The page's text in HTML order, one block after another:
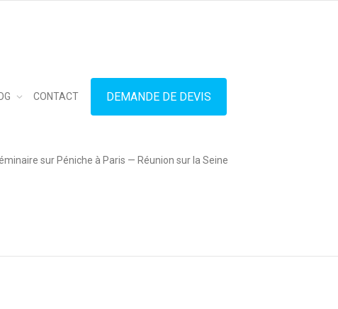
CONTACT DEMANDE DE DEVIS
sur Péniche à Paris — Réunion sur la Seine